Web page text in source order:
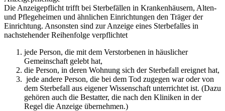
Die Anzeigepflicht trifft bei Sterbefällen in Krankenhäusern, Alten-
und Pflegeheimen und ähnlichen Einrichtungen den Träger der
Einrichtung. Ansonsten sind zur Anzeige eines Sterbefalles in
nachstehender Reihenfolge verpflichtet
jede Person, die mit dem Verstorbenen in häuslicher
Gemeinschaft gelebt hat,
die Person, in deren Wohnung sich der Sterbefall ereignet hat,
jede andere Person, die bei dem Tod zugegen war oder von
dem Sterbefall aus eigener Wissenschaft unterrichtet ist. (Dazu
gehören auch die Bestatter, die nach den Kliniken in der
Regel die Anzeige übernehmen.)